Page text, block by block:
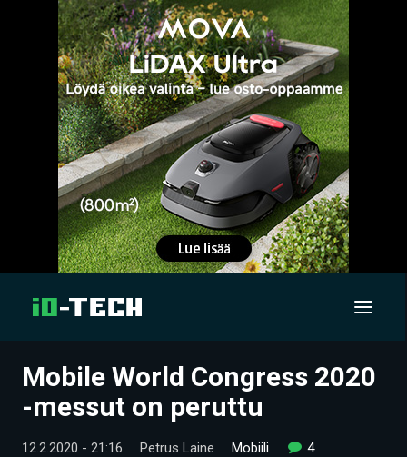
UUTISET
Mobile World Congress 2020
-messut on peruttu
12.2.2020 - 21:16 Petrus Laine Mobiili 4